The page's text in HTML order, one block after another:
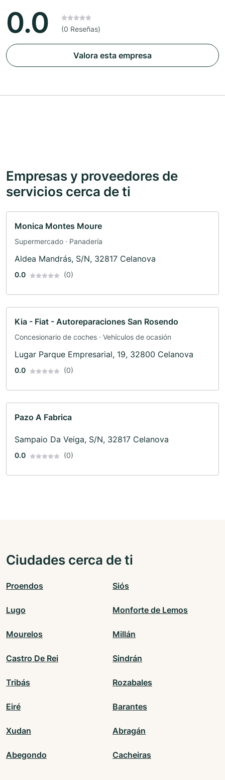
0.0 (0 Reseñas)
Valora esta empresa
Empresas y proveedores de
servicios cerca de ti
Monica Montes Moure
Supermercado · Panadería
Aldea Mandrás, S/N, 32817 Celanova
0.0 (0)
Kia - Fiat - Autoreparaciones San Rosendo
Concesionario de coches · Vehículos de ocasión
Lugar Parque Empresarial, 19, 32800 Celanova
0.0 (0)
Pazo A Fabrica
Sampaio Da Veiga, S/N, 32817 Celanova
0.0 (0)
Ciudades cerca de ti
Proendos Siós
Lugo Monforte de Lemos
Mourelos Millán
Castro De Rei Sindrán
Tribás Rozabales
Eiré Barantes
Xudan Abragán
Abegondo Cacheiras